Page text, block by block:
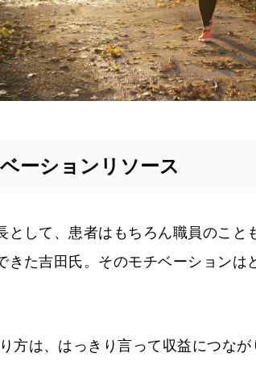
ーションリソース
して、患者はもちろん職員のこと
きた吉田氏。そのモチベーションは
方は、はっきり言って収益につなが